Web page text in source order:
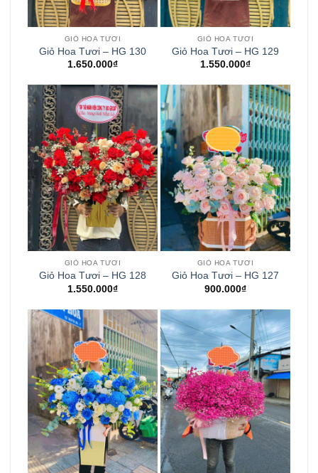
GIỎ HOA TƯƠI
Giỏ Hoa Tươi – HG 130
1.650.000₫
GIỎ HOA TƯƠI
Giỏ Hoa Tươi – HG 129
1.550.000₫
GIỎ HOA TƯƠI
Giỏ Hoa Tươi – HG 128
1.550.000₫
GIỎ HOA TƯƠI
Giỏ Hoa Tươi – HG 127
900.000₫